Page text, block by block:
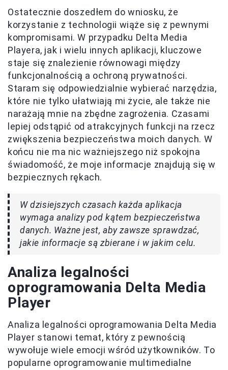
Ostatecznie doszedłem do wniosku, że
korzystanie z technologii wiąże się z pewnymi
kompromisami. W przypadku Delta Media
Playera, jak i wielu innych aplikacji, kluczowe
staje się znalezienie równowagi między
funkcjonalnością a ochroną prywatności.
Staram się odpowiedzialnie wybierać narzędzia,
które nie tylko ułatwiają mi życie, ale także nie
narażają mnie na zbędne zagrożenia. Czasami
lepiej odstąpić od atrakcyjnych funkcji na rzecz
zwiększenia bezpieczeństwa moich danych. W
końcu nie ma nic ważniejszego niż spokojna
świadomość, że moje informacje znajdują się w
bezpiecznych rękach.
W dzisiejszych czasach każda aplikacja
wymaga analizy pod kątem bezpieczeństwa
danych. Ważne jest, aby zawsze sprawdzać,
jakie informacje są zbierane i w jakim celu.
Analiza legalności
oprogramowania Delta Media
Player
Analiza legalności oprogramowania Delta Media
Player stanowi temat, który z pewnością
wywołuje wiele emocji wśród użytkowników. To
popularne oprogramowanie multimedialne